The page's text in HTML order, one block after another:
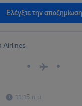
Ελέγξτε την αποζημίωση
Airlines
• •
11:15 π.μ.